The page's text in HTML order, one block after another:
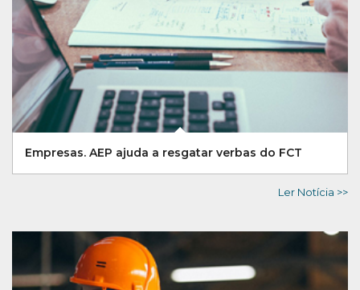
Empresas. AEP ajuda a resgatar verbas do FCT
Ler Notícia >>